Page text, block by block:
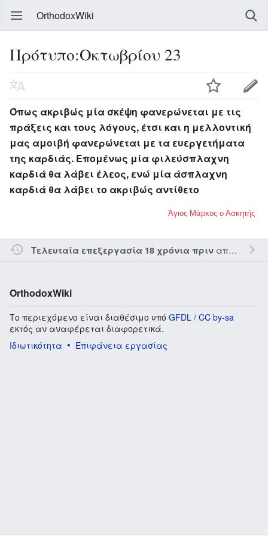
OrthodoxWiki
Πρότυπο:Οκτωβρίου 23
Όπως ακριβώς μία σκέψη φανερώνεται με τις
πράξεις και τους λόγους, έτσι και η μελλοντική
μας αμοιβή φανερώνεται με τα ευεργετήματα
της καρδιάς. Επομένως μία φιλεύσπλαχνη
καρδιά θα λάβει έλεος, ενώ μία άσπλαχνη
καρδιά θα λάβει το ακριβώς αντίθετο
Άγιος Μάρκος ο Ασκητής
Τελευταία επεξεργασία 18 χρόνια πριναπό τον την
OrthodoxWiki
Το περιεχόμενο είναι διαθέσιμο υπό GFDL / CC by-sa
εκτός αν αναφέρεται διαφορετικά.
Ιδιωτικότητα
Επιφάνεια εργασίας